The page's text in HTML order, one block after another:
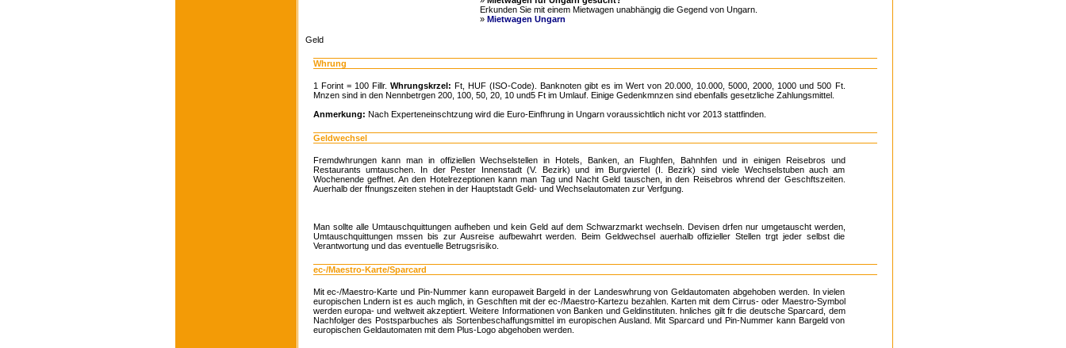
Erkunden Sie mit einem Mietwagen unabhängig die Gegend von Ungarn.
» Mietwagen Ungarn
Geld
Whrung
1 Forint = 100 Fillr. Whrungskrzel: Ft, HUF (ISO-Code). Banknoten gibt es im Wert von 20.000, 10.000, 5000, 2000, 1000 und 500 Ft.
Mnzen sind in den Nennbetrgen 200, 100, 50, 20, 10 und5 Ft im Umlauf. Einige Gedenkmnzen sind ebenfalls gesetzliche Zahlungsmittel.
Anmerkung: Nach Experteneinschtzung wird die Euro-Einfhrung in Ungarn voraussichtlich nicht vor 2013 stattfinden.
Geldwechsel
Fremdwhrungen kann man in offiziellen Wechselstellen in Hotels, Banken, an Flughfen, Bahnhfen und in einigen Reisebros und
Restaurants umtauschen. In der Pester Innenstadt (V. Bezirk) und im Burgviertel (I. Bezirk) sind viele Wechselstuben auch am
Wochenende geffnet. An den Hotelrezeptionen kann man Tag und Nacht Geld tauschen, in den Reisebros whrend der Geschftszeiten.
Auerhalb der ffnungszeiten stehen in der Hauptstadt Geld- und Wechselautomaten zur Verfgung.
Man sollte alle Umtauschquittungen aufheben und kein Geld auf dem Schwarzmarkt wechseln. Devisen drfen nur umgetauscht werden,
Umtauschquittungen mssen bis zur Ausreise aufbewahrt werden. Beim Geldwechsel auerhalb offizieller Stellen trgt jeder selbst die
Verantwortung und das eventuelle Betrugsrisiko.
ec-/Maestro-Karte/Sparcard
Mit ec-/Maestro-Karte und Pin-Nummer kann europaweit Bargeld in der Landeswhrung von Geldautomaten abgehoben werden. In vielen
europischen Lndern ist es auch mglich, in Geschften mit der ec-/Maestro-Kartezu bezahlen. Karten mit dem Cirrus- oder Maestro-Symbol
werden europa- und weltweit akzeptiert. Weitere Informationen von Banken und Geldinstituten. hnliches gilt fr die deutsche Sparcard, dem
Nachfolger des Postsparbuches als Sortenbeschaffungsmittel im europischen Ausland. Mit Sparcard und Pin-Nummer kann Bargeld von
europischen Geldautomaten mit dem Plus-Logo abgehoben werden.